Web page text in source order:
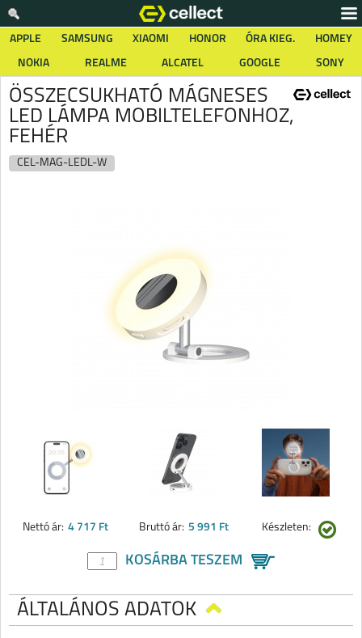
APPLE SAMSUNG XIAOMI HONOR ÓRA KIEG.
HOMEY
NOKIA
REALME ALCATEL GOOGLE SONY
ÖSSZECSUKHATÓ MÁGNESES
LED LÁMPA MOBILTELEFONHOZ,
FEHÉR
CEL-MAG-LEDL-W
Nettó ár: 4 717 Ft Bruttó ár: 5 991 Ft Készleten:
KOSÁRBA TESZEM
ÁLTALÁNOS ADATOK